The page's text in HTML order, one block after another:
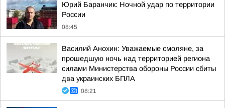
Юрий Баранчик: Ночной удар по территории
России
08:45
Василий Анохин: Уважаемые смоляне, за
прошедшую ночь над территорией региона
силами Министерства обороны России сбиты
два украинских БПЛА
08:21